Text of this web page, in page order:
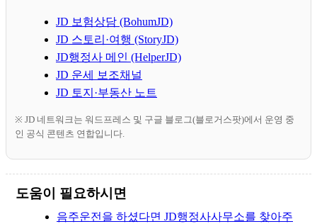
JD 보험상담 (BohumJD)
JD 스토리·여행 (StoryJD)
JD행정사 메인 (HelperJD)
JD 운세 보조채널
JD 토지·부동산 노트
※ JD 네트워크는 워드프레스 및 구글 블로그(블로거스팟)에서 운영 중
인 공식 콘텐츠 연합입니다.
도움이 필요하시면
음주운전을 하셨다면 JD행정사사무소를 찾아주